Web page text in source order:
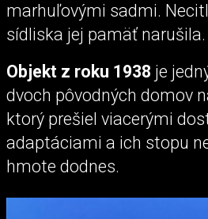
marhuľovými sadmi.
sídliska jej pamäť narušila.
Objekt z roku 1938 je
dvoch pôvodných domov
ktorý prešiel viacerými
adaptáciami a ich stopu
hmote dodnes.